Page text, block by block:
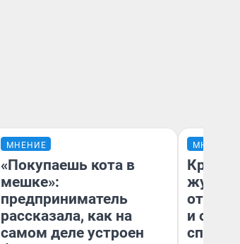
МНЕНИЕ
«Покупаешь кота в
мешке»:
предприниматель
рассказала, как на
самом деле устроен
МНЕНИЕ
и
споре